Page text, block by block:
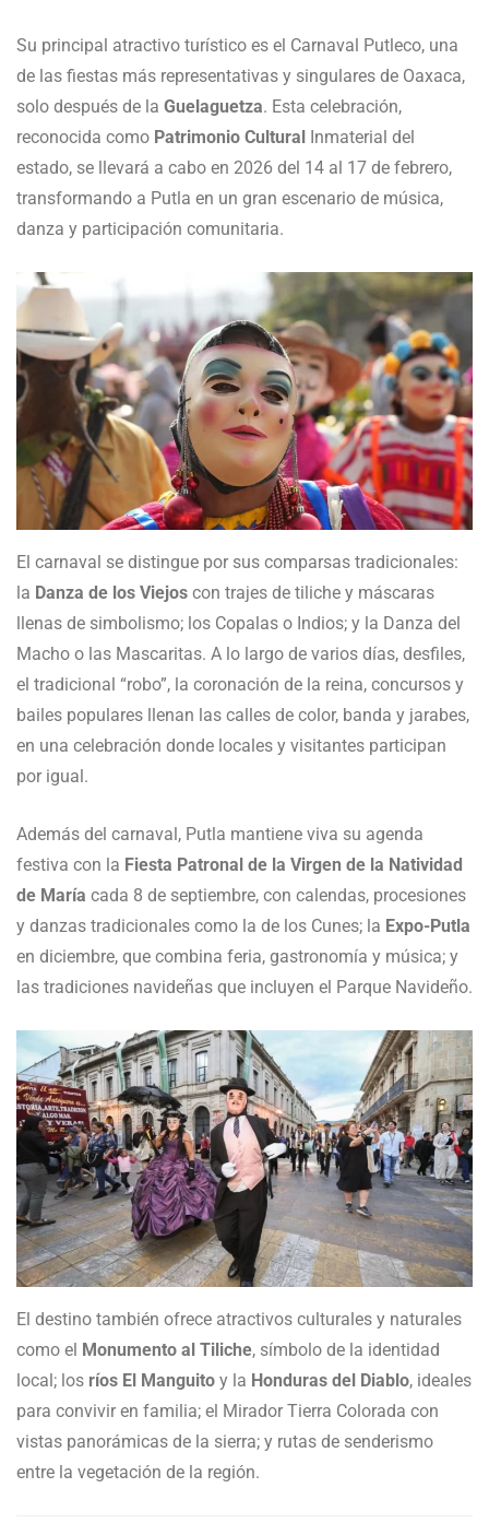
Su principal atractivo turístico es el Carnaval Putleco, una
de las fiestas más representativas y singulares de Oaxaca,
solo después de la Guelaguetza. Esta celebración,
reconocida como Patrimonio Cultural
Inmaterial del
estado, se llevará a cabo en 2026 del 14 al 17 de febrero,
transformando a Putla en un gran escenario de música,
danza y participación comunitaria.
El carnaval se distingue por sus comparsas tradicionales:
la Danza de los Viejos con trajes de tiliche y máscaras
llenas de simbolismo; los Copalas o Indios; y la Danza del
Macho o las Mascaritas. A lo largo de varios días, desfiles,
el tradicional “robo”, la coronación de la reina, concursos y
bailes populares llenan las calles de color, banda y jarabes,
en una celebración donde locales y visitantes participan
por igual.
Además del carnaval, Putla mantiene viva su agenda
festiva con la Fiesta Patronal de la Virgen de la Natividad
de María cada 8 de septiembre, con calendas, procesiones
y danzas tradicionales como la de los Cunes; la Expo-Putla
en diciembre, que combina feria, gastronomía y música; y
las tradiciones navideñas que incluyen el Parque Navideño.
El destino también ofrece atractivos culturales y naturales
como el Monumento al Tiliche, símbolo de la identidad
local; los ríos El Manguito y la Honduras del Diablo, ideales
para convivir en familia; el Mirador Tierra Colorada con
vistas panorámicas de la sierra; y rutas de senderismo
entre la vegetación de la región.